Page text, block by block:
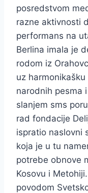
posredstvom
razne aktivnosti
performans na
Berlina imala je
rodom iz
uz
narodnih pesma
slanjem sms
rad fondacije
ispratio naslovni
koja je u tu
potrebe obnove
Kosovu i
povodom